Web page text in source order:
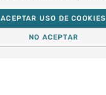
NO ACEPTAR
ACEPTAR USO DE COOKIES